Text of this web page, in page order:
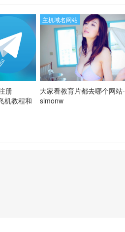
册
机教程和
大家看教育片都去哪个网站-
simonw
主机域名网站